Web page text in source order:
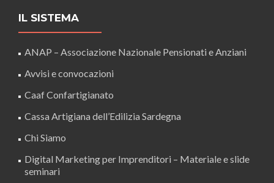
IL SISTEMA
ANAP – Associazione Nazionale Pensionati e Anziani
Avvisi e convocazioni
Caaf Confartigianato
Cassa Artigiana dell’Edilizia Sardegna
Chi Siamo
Digital Marketing per Imprenditori – Materiale e slide
seminari